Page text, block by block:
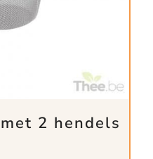
2 hendels